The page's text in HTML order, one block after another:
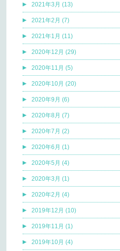
2021年3月 (13)
2021年2月 (7)
2021年1月 (11)
2020年12月 (29)
2020年11月 (5)
2020年10月 (20)
2020年9月 (6)
2020年8月 (7)
2020年7月 (2)
2020年6月 (1)
2020年5月 (4)
2020年3月 (1)
2020年2月 (4)
2019年12月 (10)
2019年11月 (1)
2019年10月 (4)